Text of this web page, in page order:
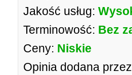
Jakość usług:
Terminowość: Bez
Ceny: Niskie
Opinia dodana